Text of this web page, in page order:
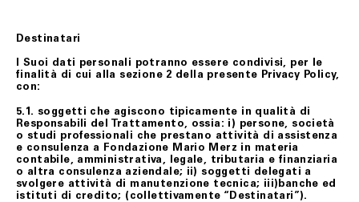
Destinatari
I Suoi dati personali potranno essere condivisi, per le
finalità di cui alla sezione 2 della presente Privacy Policy,
con:
5.1. soggetti che agiscono tipicamente in qualità di
Responsabili del Trattamento, ossia: i) persone, società
o studi professionali che prestano attività di assistenza
e consulenza a Fondazione Mario Merz in materia
contabile, amministrativa, legale, tributaria e finanziaria
o altra consulenza aziendale; ii) soggetti delegati a
svolgere attività di manutenzione tecnica; iii)banche ed
istituti di credito; (collettivamente “Destinatari”).